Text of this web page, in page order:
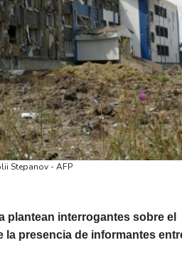
Stepanov - AFP
plantean interrogantes sobre el
la presencia de informantes